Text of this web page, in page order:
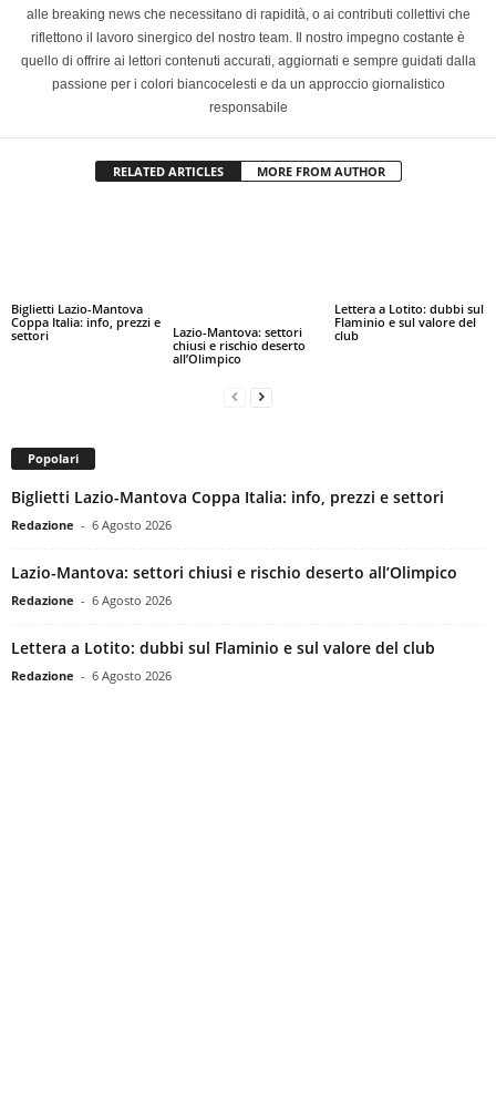
alle breaking news che necessitano di rapidità, o ai contributi collettivi che
riflettono il lavoro sinergico del nostro team. Il nostro impegno costante è
quello di offrire ai lettori contenuti accurati, aggiornati e sempre guidati dalla
passione per i colori biancocelesti e da un approccio giornalistico
responsabile
RELATED ARTICLES MORE FROM AUTHOR
Biglietti Lazio-Mantova
Coppa Italia: info, prezzi e
settori
Lazio-Mantova: settori
chiusi e rischio deserto
all’Olimpico
Lettera a Lotito: dubbi sul
Flaminio e sul valore del
club
Popolari
Biglietti Lazio-Mantova Coppa Italia: info, prezzi e settori
Redazione - 6 Agosto 2026
Lazio-Mantova: settori chiusi e rischio deserto all’Olimpico
Redazione - 6 Agosto 2026
Lettera a Lotito: dubbi sul Flaminio e sul valore del club
Redazione - 6 Agosto 2026